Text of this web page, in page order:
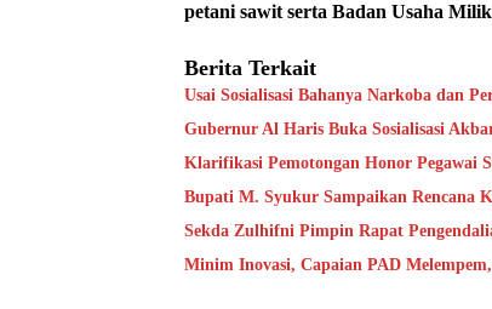
petani sawit serta Badan Usaha
Berita Terkait
Usai Sosialisasi Bahanya Narkoba dan
Gubernur Al Haris Buka Sosialisasi
Klarifikasi Pemotongan Honor Pegawai
Bupati M. Syukur Sampaikan Rencana
Sekda Zulhifni Pimpin Rapat
Minim Inovasi, Capaian PAD